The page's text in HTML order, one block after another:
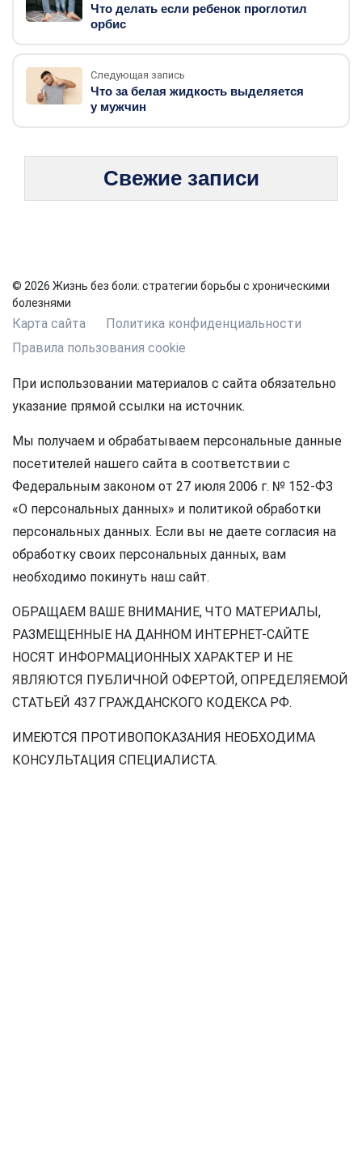
Что делать если ребенок проглотил
орбис
Следующая запись
Что за белая жидкость выделяется
у мужчин
Свежие записи
© 2026 Жизнь без боли: стратегии борьбы с хроническими
болезнями
Карта сайта
Политика конфиденциальности
Правила пользования cookie
При использовании материалов с сайта обязательно
указание прямой ссылки на источник.
Мы получаем и обрабатываем персональные данные
посетителей нашего сайта в соответствии с
Федеральным законом от 27 июля 2006 г. № 152-ФЗ
«О персональных данных» и политикой обработки
персональных данных. Если вы не даете согласия на
обработку своих персональных данных, вам
необходимо покинуть наш сайт.
ОБРАЩАЕМ ВАШЕ ВНИМАНИЕ, ЧТО МАТЕРИАЛЫ,
РАЗМЕЩЕННЫЕ НА ДАННОМ ИНТЕРНЕТ-САЙТЕ
НОСЯТ ИНФОРМАЦИОННЫХ ХАРАКТЕР И НЕ
ЯВЛЯЮТСЯ ПУБЛИЧНОЙ ОФЕРТОЙ, ОПРЕДЕЛЯЕМОЙ
СТАТЬЕЙ 437 ГРАЖДАНСКОГО КОДЕКСА РФ.
ИМЕЮТСЯ ПРОТИВОПОКАЗАНИЯ НЕОБХОДИМА
КОНСУЛЬТАЦИЯ СПЕЦИАЛИСТА.